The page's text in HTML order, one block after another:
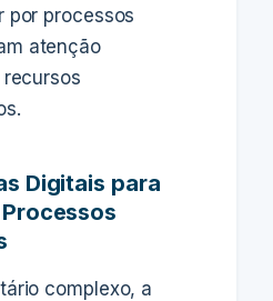
por processos
atenção
Digitais para
complexo, a